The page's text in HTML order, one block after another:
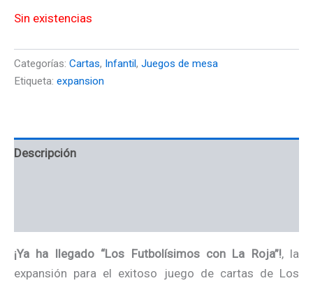
Sin existencias
Categorías: Cartas, Infantil, Juegos de mesa
Etiqueta: expansion
Descripción
¡Ya ha llegado “Los Futbolísimos con La Roja”!, la
expansión para el exitoso juego de cartas de Los